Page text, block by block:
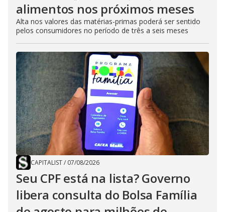
alimentos nos próximos meses
Alta nos valores das matérias-primas poderá ser sentido
pelos consumidores no período de três a seis meses
CAPITALIST/ 07/08/2026
Seu CPF está na lista? Governo
libera consulta do Bolsa Família